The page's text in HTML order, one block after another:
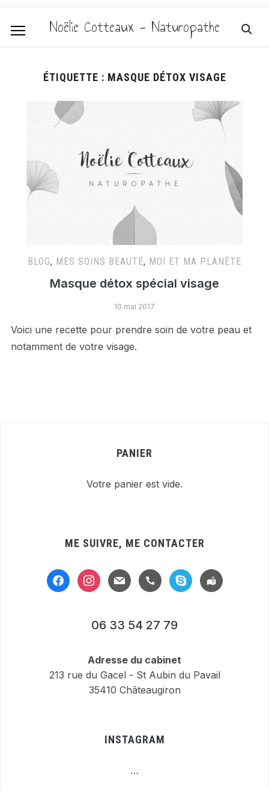
Noëlie Cotteaux - Naturopathe
ÉTIQUETTE : MASQUE DÉTOX VISAGE
BLOG, MES SOINS BEAUTÉ, MOI ET MA PLANÈTE
Masque détox spécial visage
10 mai 2017
Voici une recette pour prendre soin de votre peau et
notamment de votre visage.
PANIER
Votre panier est vide.
ME SUIVRE, ME CONTACTER
facebookinstagram
mail handsetskype
location-
alt
06 33 54 27 79
Adresse du cabinet
213 rue du Gacel - St Aubin du Pavail
35410 Châteaugiron
INSTAGRAM
…